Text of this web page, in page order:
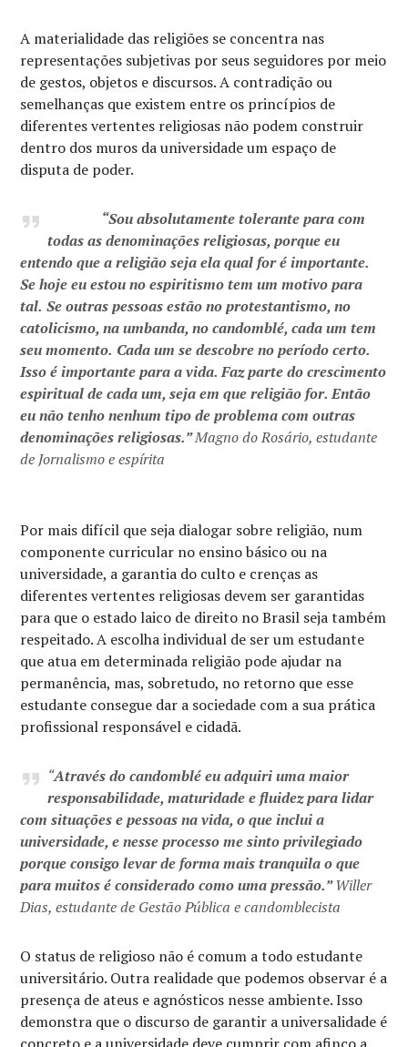
A materialidade das religiões se concentra nas
representações subjetivas por seus seguidores por meio
de gestos, objetos e discursos. A contradição ou
semelhanças que existem entre os princípios de
diferentes vertentes religiosas não podem construir
dentro dos muros da universidade um espaço de
disputa de poder.
“Sou absolutamente tolerante para com
todas as denominações religiosas, porque eu
entendo que a religião seja ela qual for é importante.
Se hoje eu estou no espiritismo tem um motivo para
tal. Se outras pessoas estão no protestantismo, no
catolicismo, na umbanda, no candomblé, cada um tem
seu momento. Cada um se descobre no período certo.
Isso é importante para a vida. Faz parte do crescimento
espiritual de cada um, seja em que religião for. Então
eu não tenho nenhum tipo de problema com outras
denominações religiosas.”Magno do Rosário, estudante
de Jornalismo e espírita
Por mais difícil que seja dialogar sobre religião, num
componente curricular no ensino básico ou na
universidade, a garantia do culto e crenças as
diferentes vertentes religiosas devem ser garantidas
para que o estado laico de direito no Brasil seja também
respeitado. A escolha individual de ser um estudante
que atua em determinada religião pode ajudar na
permanência, mas, sobretudo, no retorno que esse
estudante consegue dar a sociedade com a sua prática
profissional responsável e cidadã.
“Através do candomblé eu adquiri uma maior
responsabilidade, maturidade e fluidez para lidar
com situações e pessoas na vida, o que inclui a
universidade, e nesse processo me sinto privilegiado
porque consigo levar de forma mais tranquila o que
para muitos é considerado como uma pressão.”Willer
Dias, estudante de Gestão Pública e candomblecista
O status de religioso não é comum a todo estudante
universitário. Outra realidade que podemos observar é a
presença de ateus e agnósticos nesse ambiente. Isso
demonstra que o discurso de garantir a universalidade é